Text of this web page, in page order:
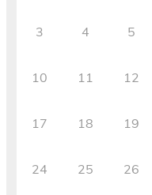
3 4 5
10 11 12
17 18 19
24 25 26